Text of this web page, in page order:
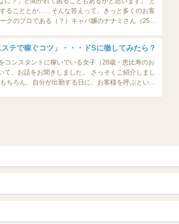
ることとか……そんな答えって、きっと多くのお客
クのプロである（？）キャバ嬢のナナミさん（25
うまい答え方についてお聞きしました。 さっそく
テで稼ぐコツ」・・・ドSに徹してみたら？
コンスタントに稼いでいる女子（28歳・恵比寿のお
て、お話をお聞きしました。 さっそくご紹介しまし
ても、2人くらいしか呼べていませんが……。 呼
青森 岩手 (盛岡・北上)
春日部 所沢・川越